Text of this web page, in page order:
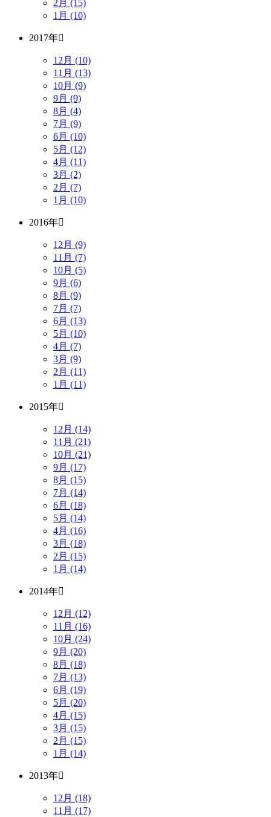
2月 (15)
1月 (10)
2017年
12月 (10)
11月 (13)
10月 (9)
9月 (9)
8月 (4)
7月 (9)
6月 (10)
5月 (12)
4月 (11)
3月 (2)
2月 (7)
1月 (10)
2016年
12月 (9)
11月 (7)
10月 (5)
9月 (6)
8月 (9)
7月 (7)
6月 (13)
5月 (10)
4月 (7)
3月 (9)
2月 (11)
1月 (11)
2015年
12月 (14)
11月 (21)
10月 (21)
9月 (17)
8月 (15)
7月 (14)
6月 (18)
5月 (14)
4月 (16)
3月 (18)
2月 (15)
1月 (14)
2014年
12月 (12)
11月 (16)
10月 (24)
9月 (20)
8月 (18)
7月 (13)
6月 (19)
5月 (20)
4月 (15)
3月 (15)
2月 (15)
1月 (14)
2013年
12月 (18)
11月 (17)